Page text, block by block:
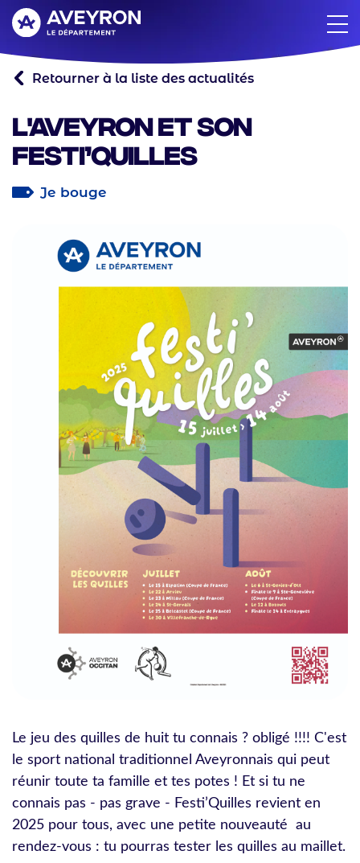
Aller
au
contenu
principal
Retourner à la liste des actualités
L'Aveyron et son
festi’Quilles
Catégorie
Je bouge
Le jeu des quilles de huit tu connais ? obligé !!!! C'est
le sport national traditionnel Aveyronnais qui peut
réunir toute ta famille et tes potes ! Et si tu ne
connais pas - pas grave - Festi’Quilles revient en
2025 pour tous, avec une petite nouveauté au
rendez-vous : tu pourras tester les quilles au maillet.